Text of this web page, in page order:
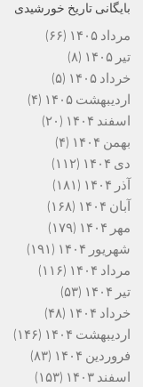
بایگانی تاریخ خورشیدی
مرداد ۱۴۰۵
(۶۶)
تیر ۱۴۰۵
(۸)
خرداد ۱۴۰۵
(۵)
اردیبهشت ۱۴۰۵
(۴)
اسفند ۱۴۰۴
(۲۰)
بهمن ۱۴۰۴
(۴)
دی ۱۴۰۴
(۱۱۲)
آذر ۱۴۰۴
(۱۸۱)
آبان ۱۴۰۴
(۱۶۸)
مهر ۱۴۰۴
(۱۷۹)
شهریور ۱۴۰۴
(۱۹۱)
مرداد ۱۴۰۴
(۱۱۶)
تیر ۱۴۰۴
(۵۳)
خرداد ۱۴۰۴
(۴۸)
اردیبهشت ۱۴۰۴
(۱۴۶)
فروردین ۱۴۰۴
(۸۳)
اسفند ۱۴۰۳
(۱۵۳)